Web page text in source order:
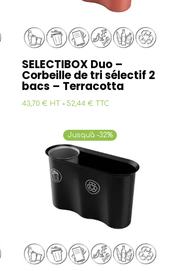
SELECTIBOX Duo –
Corbeille de tri sélectif 2
bacs – Terracotta
43,70 € HT - 52,44 € TTC
Jusqu'à -32%